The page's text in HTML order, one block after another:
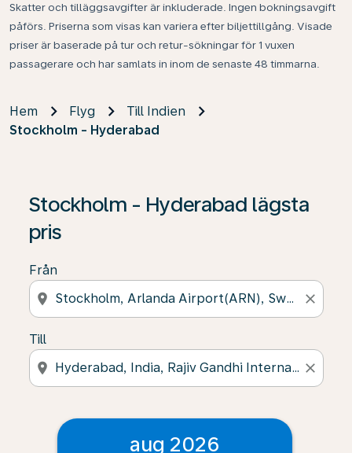
Skatter och tilläggsavgifter är inkluderade. Ingen bokningsavgift
påförs. Priserna som visas kan variera efter biljettillgång. Visade
priser är baserade på tur och retur-sökningar för 1 vuxen
passagerare och har samlats in inom de senaste 48 timmarna.
Hem Flyg
Till Indien
Stockholm - Hyderabad
Stockholm - Hyderabad lägsta
pris
Från
location_on close
Till
location_on close
aug 2026